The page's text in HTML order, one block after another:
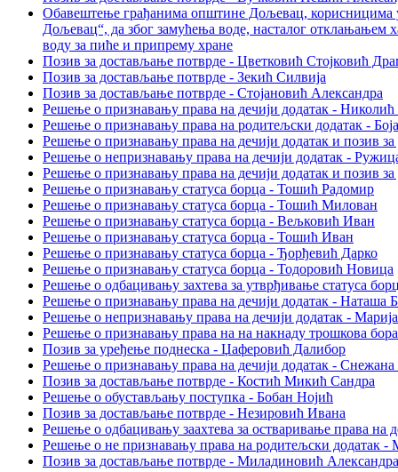
Обавештење грађанима општине Дољевац, корисницима
Дољевац“, да због замућења воде, насталог отклањањем
воду за пиће и припрему хране
Позив за достављање потврде - Цветковић Стојковић
Позив за достављање потврде - Зекић Силвија
Позив за достављање потврде - Стојановић Александра
Решење о признавању права на дечији додатак -
Решење о признавању права на родитељски додатак -
Решење о признавању права на дечији додатак и позив
Решење о непризнавању права на дечији додатак -
Решење о признавању права на дечији додатак и позив
Решење о признавању статуса борца - Тошић Радомир
Решење о признавању статуса борца - Тошић Милован
Решење о признавању статуса борца - Вељковић Иван
Решење о признавању статуса борца - Тошић Иван
Решење о признавању статуса борца - Ђорђевић Дарко
Решење о признавању статуса борца - Тодоровић Новица
Решење о одбацивању захтева за утврђивање статуса
Решење о признавању права на дечији додатак - Наташа
Решење о непризнавању права на дечији додатак -
Решење о признавању права на на накнаду трошкова
Позив за уређење поднеска - Џаферовић Далибор
Решење о признавању права на дечији додатак - Снежана
Позив за достављање потврде - Костић Микић Сандра
Решење о обустављању поступка - Бобан Нојић
Позив за достављање потврде - Незировић Ивана
Решење о одбацивању зaахтева за остваривање права на
Решење о не признавању права на родитељски додатак
Позив за достављање потврде - Миладиновић Александра